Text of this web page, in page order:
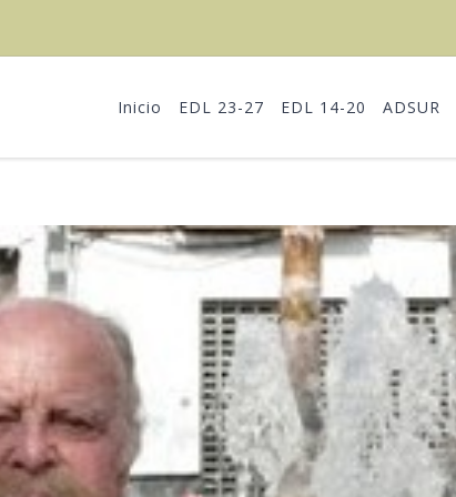
Inicio EDL 23-27 EDL 14-20 ADSUR